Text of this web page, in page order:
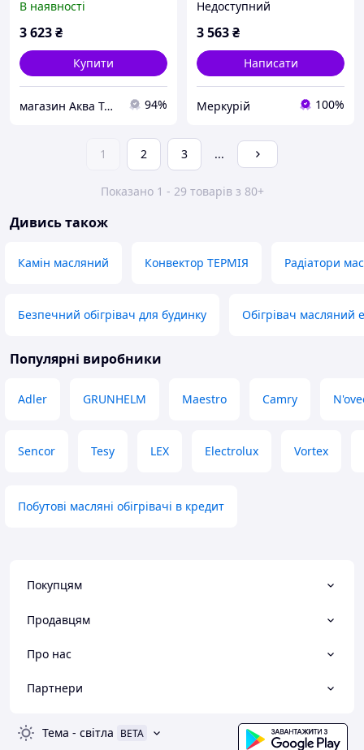
В наявності
3 623₴
Купити
магазин Аква Техник 94%
Недоступний
3 563₴
Написати
Меркурій 100%
1 2 3 ...
Показано 1 - 29 товарів з 80+
Дивись також
Камін масляний Конвектор ТЕРМІЯ Радіатори
Безпечний обігрівач для будинку Обігрівач масляний
Популярні виробники
Adler GRUNHELM Maestro Camry
Sencor Tesy LEX Electrolux Vortex
Побутові масляні обігрівачі в кредит
Покупцям
Продавцям
Про нас
Партнери
Тема - світла BETA